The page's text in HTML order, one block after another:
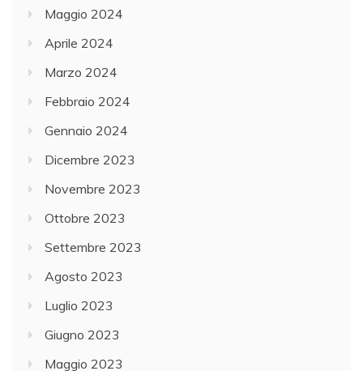
Maggio 2024
Aprile 2024
Marzo 2024
Febbraio 2024
Gennaio 2024
Dicembre 2023
Novembre 2023
Ottobre 2023
Settembre 2023
Agosto 2023
Luglio 2023
Giugno 2023
Maggio 2023